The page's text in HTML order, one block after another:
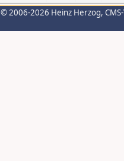
© 2006-2026 Heinz Herzog,